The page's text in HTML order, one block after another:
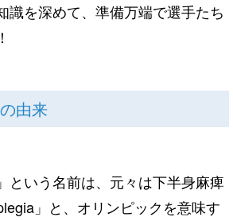
識を深めて、準備万端で選手たち
由来
という名前は、元々は下半身麻痺
」と、オリンピックを意味す